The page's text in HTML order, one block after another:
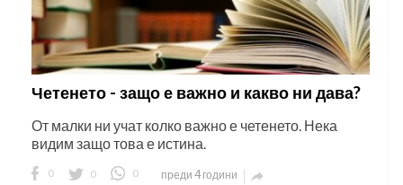
Четенето - защо е важно и какво ни дава?
От малки ни учат колко важно е четенето. Нека
видим защо това е истина.
0 0 0 преди 4 години 